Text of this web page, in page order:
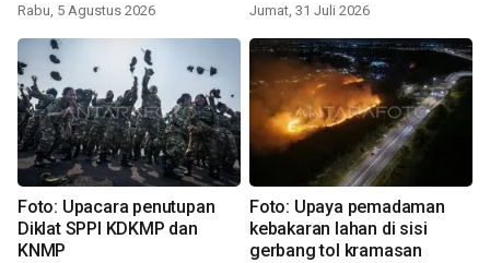
Rabu, 5 Agustus 2026 Jumat, 31 Juli 2026
Foto: Upacara penutupan
Diklat SPPI KDKMP dan
KNMP
Foto: Upaya pemadaman
kebakaran lahan di sisi
gerbang tol kramasan